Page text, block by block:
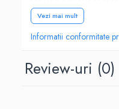
Ingrijire Copii
Accesorii Ingrijire Copii
Accesorii Baie
Sticla parfumului Rose
colecția cu un obiect plin
Pentru femeia
Cum să utilizezi
Vezi mai mult
Informatii conformitate
Review-uri (0)